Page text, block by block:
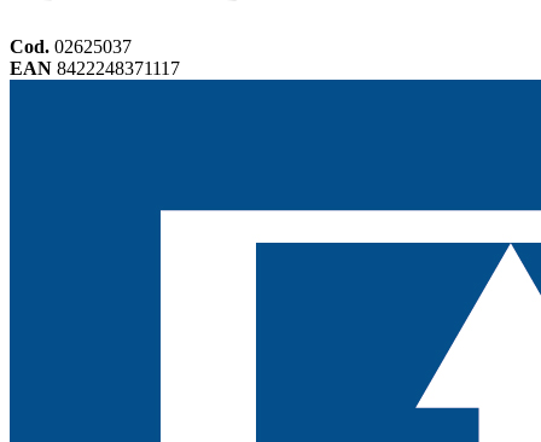
Cod. 02625037
EAN 8422248371117